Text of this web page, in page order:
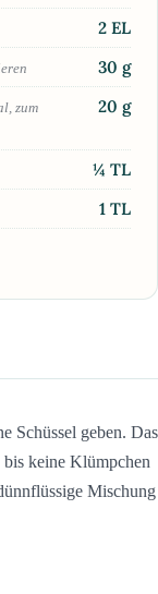
2 EL
30 g
zum
20 g
¼ TL
1 TL
Schüssel geben. Das
keine Klümpchen
Mischung